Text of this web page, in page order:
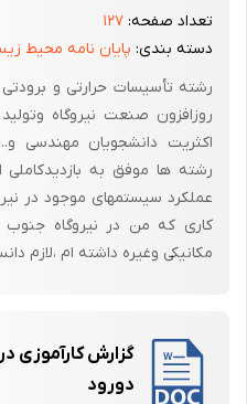
جهت تکرار سیکل هدایت شود می‌بایست
جدید را جایگزین آن نمائیم و بخار
تغذیه صورت می‌گیرد.
تعداد صفحه: ۱۲۷
دسته بندی: پایان نامه محیط
رشته تأسیسات حرارتی و
روزافزون صنعت نیروگاه
اکثریت دانشجویان مهندسی
رشته ها موفق به
عملکرد سیستمهای موجود در
کاری که من در نیروگاه
مکانیکی وغیره داشته ام ،لازم
گزارش کارآموزی
دورود